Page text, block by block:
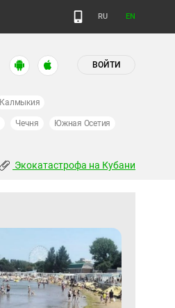
RU EN
ВОЙТИ
Калмыкия
Чечня Южная Осетия
Экокатастрофа на Кубани